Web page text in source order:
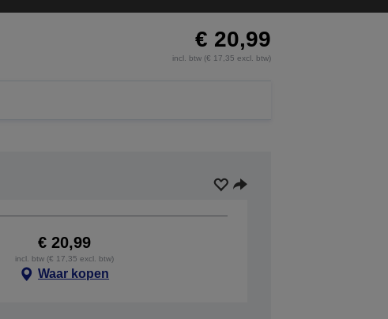
€ 20,99
incl. btw (€ 17,35 excl. btw)
€ 20,99
incl. btw (€ 17,35 excl. btw)
Waar kopen